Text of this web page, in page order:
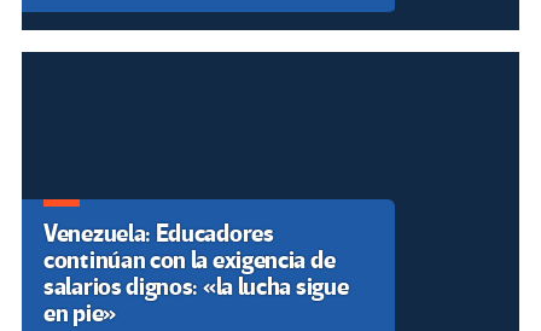
Venezuela: Educadores
continúan con la exigencia de
salarios dignos: «la lucha sigue
en pie»